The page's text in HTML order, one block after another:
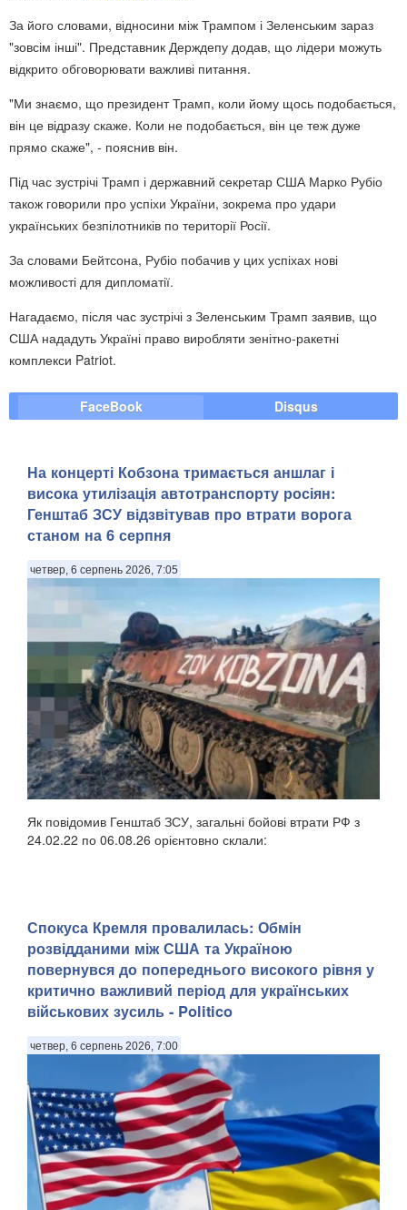
За його словами, відносини між Трампом і Зеленським зараз
"зовсім інші". Представник Держдепу додав, що лідери можуть
відкрито обговорювати важливі питання.
"Ми знаємо, що президент Трамп, коли йому щось подобається,
він це відразу скаже. Коли не подобається, він це теж дуже
прямо скаже", - пояснив він.
Під час зустрічі Трамп і державний секретар США Марко Рубіо
також говорили про успіхи України, зокрема про удари
українських безпілотників по території Росії.
За словами Бейтсона, Рубіо побачив у цих успіхах нові
можливості для дипломатії.
Нагадаємо, після час зустрічі з Зеленським Трамп заявив, що
США нададуть Україні право виробляти зенітно-ракетні
комплекси Patriot.
FaceBook Disqus
На концерті Кобзона тримається аншлаг і
висока утилізація автотранспорту росіян:
Генштаб ЗСУ відзвітував про втрати ворога
станом на 6 серпня
четвер, 6 серпень 2026, 7:05
Як повідомив Генштаб ЗСУ, загальні бойові втрати РФ з
24.02.22 по 06.08.26 орієнтовно склали:
Спокуса Кремля провалилась: Обмін
розвідданими між США та Україною
повернувся до попереднього високого рівня у
критично важливий період для українських
військових зусиль - Politico
четвер, 6 серпень 2026, 7:00